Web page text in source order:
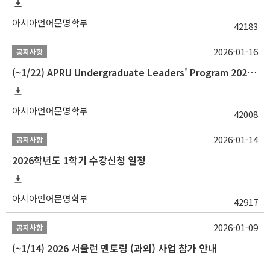
아시아언어문명학부 42183
공지사항
(~1/22) APRU Undergraduate Leaders' Program 2026 프로그램 참가자 모집
아시아언어문명학부 42008
2026-01-16
공지사항
2026학년도 1학기 수강신청 일정
아시아언어문명학부 42917
2026-01-14
공지사항
(~1/14) 2026 서울런 멘토링 (과외) 사업 참가 안내
2026-01-09